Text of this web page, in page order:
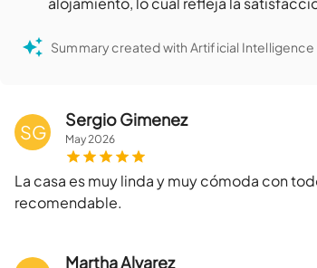
Summary created with Artificial Intelligence
SG
Sergio Gimenez
May2026
La casa es muy linda y muy cómoda con
recomendable.
Martha Alvarez